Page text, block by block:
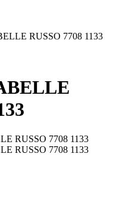
RUSSO 7708 1133